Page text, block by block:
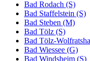
Bad Rodach (S)
Bad Staffelstein (S)
Bad Steben (M)
Bad Tölz (S)
Bad Tölz-
Bad Wiessee (G)
Bad Windsheim (S)